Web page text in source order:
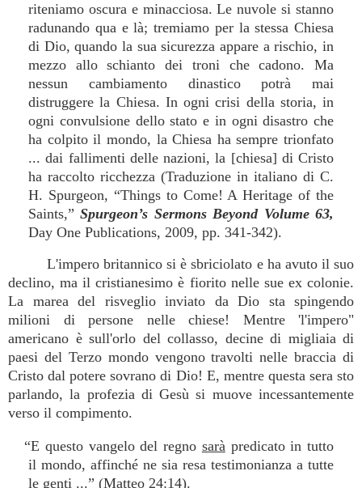
riteniamo oscura e minacciosa. Le nuvole si stanno
radunando qua e là; tremiamo per la stessa Chiesa
di Dio, quando la sua sicurezza appare a rischio, in
mezzo allo schianto dei troni che cadono. Ma
nessun cambiamento dinastico potrà mai
distruggere la Chiesa. In ogni crisi della storia, in
ogni convulsione dello stato e in ogni disastro che
ha colpito il mondo, la Chiesa ha sempre trionfato
... dai fallimenti delle nazioni, la [chiesa] di Cristo
ha raccolto ricchezza (Traduzione in italiano di C.
H. Spurgeon, “Things to Come! A Heritage of the
Saints,”Spurgeon’s Sermons Beyond Volume 63,
Day One Publications, 2009, pp. 341-342).
L'impero britannico si è sbriciolato e ha avuto il suo
declino, ma il cristianesimo è fiorito nelle sue ex colonie.
La marea del risveglio inviato da Dio sta spingendo
milioni di persone nelle chiese! Mentre 'l'impero"
americano è sull'orlo del collasso, decine di migliaia di
paesi del Terzo mondo vengono travolti nelle braccia di
Cristo dal potere sovrano di Dio! E, mentre questa sera sto
parlando, la profezia di Gesù si muove incessantemente
verso il compimento.
“E questo vangelo del regno saràpredicato in tutto
il mondo, affinché ne sia resa testimonianza a tutte
le genti ...” (Matteo 24:14).